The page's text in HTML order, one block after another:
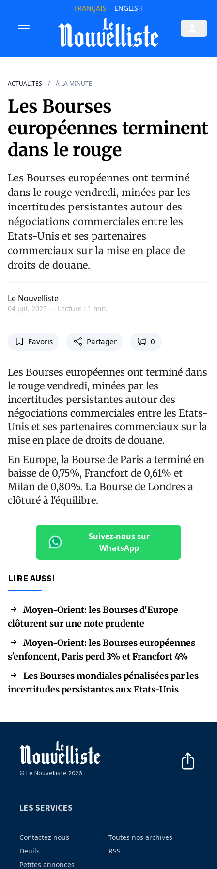
FRANÇAIS ENGLISH
ACTUALITES À LA MINUTE
Les Bourses
européennes terminent
dans le rouge
Les Bourses européennes ont terminé
dans le rouge vendredi, minées par les
incertitudes persistantes autour des
négociations commerciales entre les
Etats-Unis et ses partenaires
commerciaux sur la mise en place de
droits de douane.
Le Nouvelliste
04 juil. 2025 — Lecture : 1 min.
Favoris Partager 0
Les Bourses européennes ont terminé dans
le rouge vendredi, minées par les
incertitudes persistantes autour des
négociations commerciales entre les Etats-
Unis et ses partenaires commerciaux sur la
mise en place de droits de douane.
En Europe, la Bourse de Paris a terminé en
baisse de 0,75%, Francfort de 0,61% et
Milan de 0,80%. La Bourse de Londres a
clôturé à l'équilibre.
Suivez-nous sur
WhatsApp
LIRE AUSSI
Moyen-Orient: les Bourses d'Europe
clôturent sur une note prudente
Moyen-Orient: les Bourses européennes
s'enfoncent, Paris perd 3% et Francfort 4%
Les Bourses mondiales pénalisées par les
incertitudes persistantes aux Etats-Unis
© Le Nouvelliste 2026
LES SERVICES
Contactez nous
Deuils
Petites annonces
Toutes nos archives
RSS